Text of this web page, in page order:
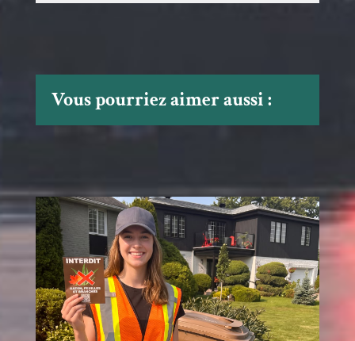
Vous pourriez aimer aussi :